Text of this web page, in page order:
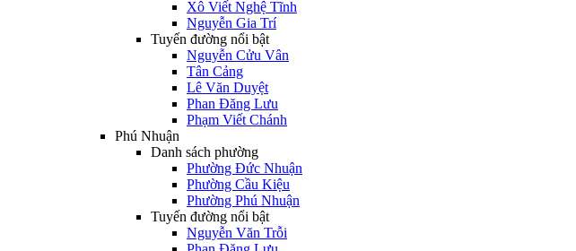
Xô Viết Nghệ Tĩnh
Nguyễn Gia Trí
Tuyến đường nổi bật
Nguyễn Cửu Vân
Tân Cảng
Lê Văn Duyệt
Phan Đăng Lưu
Phạm Viết Chánh
Phú Nhuận
Danh sách phường
Phường Đức Nhuận
Phường Cầu Kiệu
Phường Phú Nhuận
Tuyến đường nổi bật
Nguyễn Văn Trỗi